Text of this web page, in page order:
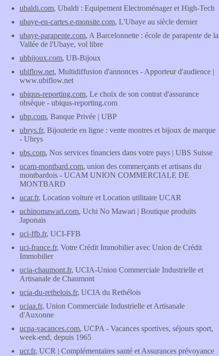
ubaldi.com, Ubaldi : Equipement Electroménager et High-Tech
ubaye-en-cartes.e-monsite.com, L'Ubaye au siècle dernier
ubaye-parapente.com, A Barcelonnette : école de parapente de la
Vallée de l'Ubaye, vol libre
ubbijoux.com, UB-Bijoux
ubiflow.net, Multidiffusion d'annonces - Apporteur d'audience |
www.ubiflow.net
ubiqus-reporting.com, Le choix de son contrat d'assurance
obsèque - ubiqus-reporting.com
ubp.com, Banque Privée | UBP
ubrys.fr, Bijouterie en ligne : vente montres et bijoux de marque
- Ubrys
ubs.com, Nos services financiers dans votre pays | UBS Suisse
ucam-montbard.com, union des commerçants et artisans du
montbardois - UCAM UNION COMMERCIALE DE
MONTBARD
ucar.fr, Location voiture et Location utilitaire UCAR
uchinomawari.com, Uchi No Mawari | Boutique produits
Japonais
uci-ffb.fr, UCI-FFB
uci-france.fr, Votre Crédit Immobilier avec Union de Crédit
Immobilier
ucia-chaumont.fr, UCIA-Union Commerciale Industrielle et
Artisanale de Chaumont
ucia-du-rethelois.fr, UCIA du Rethélois
uciaa.fr, Union Commerciale Industrielle et Artisanale
d'Auxonne
ucpa-vacances.com, UCPA - Vacances sportives, séjours sport,
week-end, depuis 1965
ucr.fr, UCR | Complémentaires santé et Assurances prévoyance